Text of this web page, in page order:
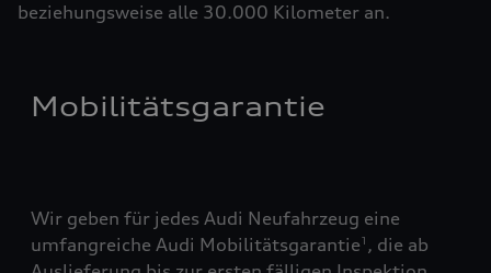
beziehungsweise alle 30.000 Kilometer an.
Mobilitätsgarantie
Wir geben für jedes Audi Neufahrzeug eine
umfangreiche Audi Mobilitätsgarantie1 , die ab